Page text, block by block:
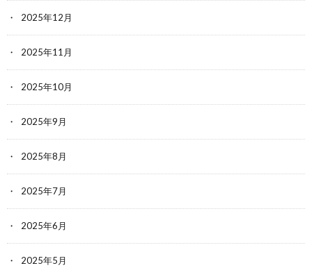
2025年12月
2025年11月
2025年10月
2025年9月
2025年8月
2025年7月
2025年6月
2025年5月